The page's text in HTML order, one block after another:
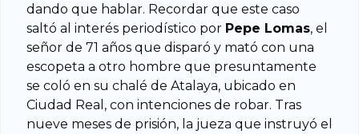
dando que hablar. Recordar que este caso
saltó al interés periodístico por Pepe Lomas, el
señor de 71 años que disparó y mató con una
escopeta a otro hombre que presuntamente
se coló en su chalé de Atalaya, ubicado en
Ciudad Real, con intenciones de robar. Tras
nueve meses de prisión, la jueza que instruyó el